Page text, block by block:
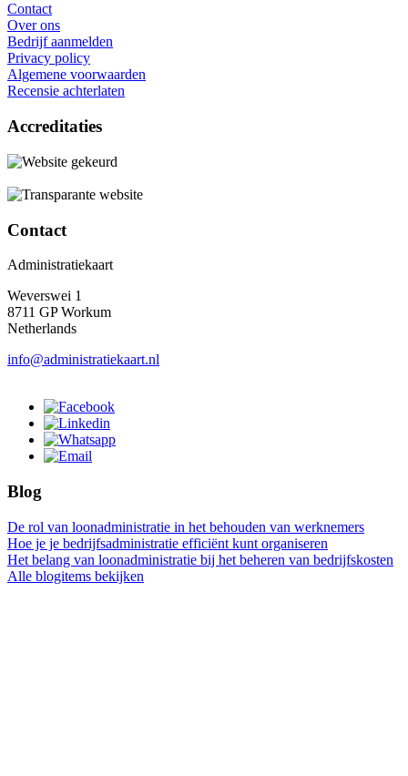
Contact
Over ons
Bedrijf aanmelden
Privacy policy
Algemene voorwaarden
Recensie achterlaten
Accreditaties
Contact
Administratiekaart
Weverswei 1
8711 GP Workum
Netherlands
info@administratiekaart.nl
Blog
De rol van loonadministratie in het behouden van werknemers
Hoe je je bedrijfsadministratie efficiënt kunt organiseren
Het belang van loonadministratie bij het beheren van bedrijfskosten
Alle blogitems bekijken